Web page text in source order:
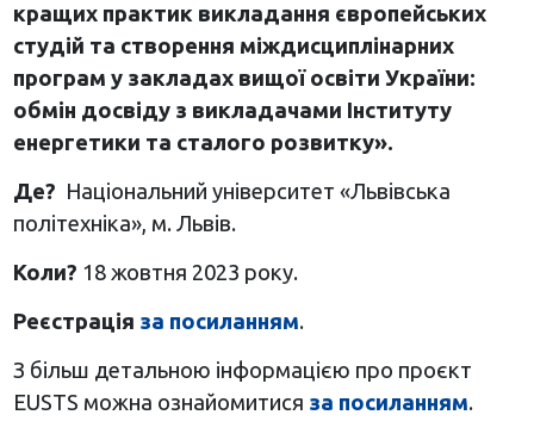
кращих практик викладання європейських
студій та створення міждисциплінарних
програм у закладах вищої освіти України:
обмін досвіду з викладачами Інституту
енергетики та сталого розвитку».
Де? Національний університет «Львівська
політехніка», м. Львів.
Коли? 18 жовтня 2023 року.
Реєстрація за посиланням.
З більш детальною інформацією про проєкт
EUSTS можна ознайомитися за посиланням.